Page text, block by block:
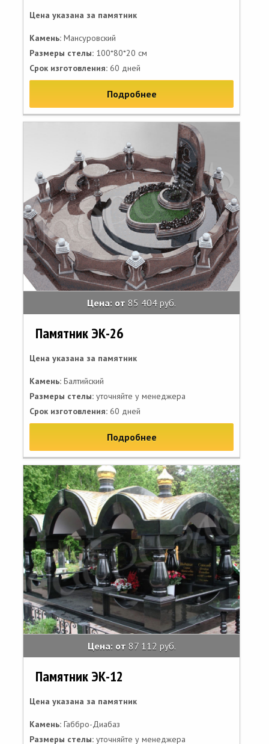
Цена указана за памятник
Камень: Мансуровский
Размеры стелы: 100*80*20 см
Срок изготовления: 60 дней
Подробнее
Цена: от 85 404 руб.
Памятник ЭК-26
Цена указана за памятник
Камень: Балтийский
Размеры стелы: уточняйте у менеджера
Срок изготовления: 60 дней
Подробнее
Цена: от 87 112 руб.
Памятник ЭК-12
Цена указана за памятник
Камень: Габбро-Диабаз
Размеры стелы: уточняйте у менеджера